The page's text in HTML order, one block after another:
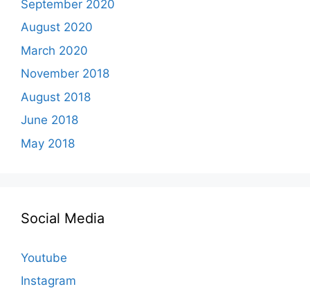
September 2020
August 2020
March 2020
November 2018
August 2018
June 2018
May 2018
Social Media
Youtube
Instagram